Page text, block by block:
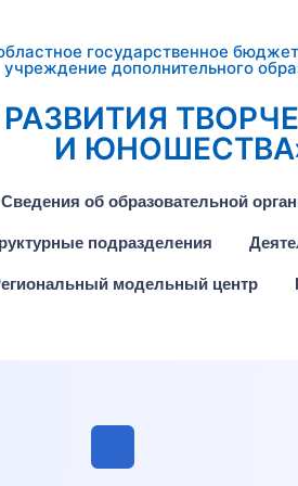
государственное
учреждение дополнительного
И
Сведения об образовательной
подразделения
модельный центр